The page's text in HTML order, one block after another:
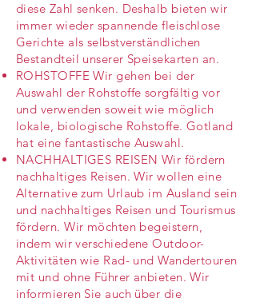
diese Zahl senken. Deshalb bieten wir
immer wieder spannende fleischlose
Gerichte als selbstverständlichen
Bestandteil unserer Speisekarten an.
ROHSTOFFE Wir gehen bei der
Auswahl der Rohstoffe sorgfältig vor
und verwenden soweit wie möglich
lokale, biologische Rohstoffe. Gotland
hat eine fantastische Auswahl.
NACHHALTIGES REISEN Wir fördern
nachhaltiges Reisen. Wir wollen eine
Alternative zum Urlaub im Ausland sein
und nachhaltiges Reisen und Tourismus
fördern. Wir möchten begeistern,
indem wir verschiedene Outdoor-
Aktivitäten wie Rad- und Wandertouren
mit und ohne Führer anbieten. Wir
informieren Sie auch über die